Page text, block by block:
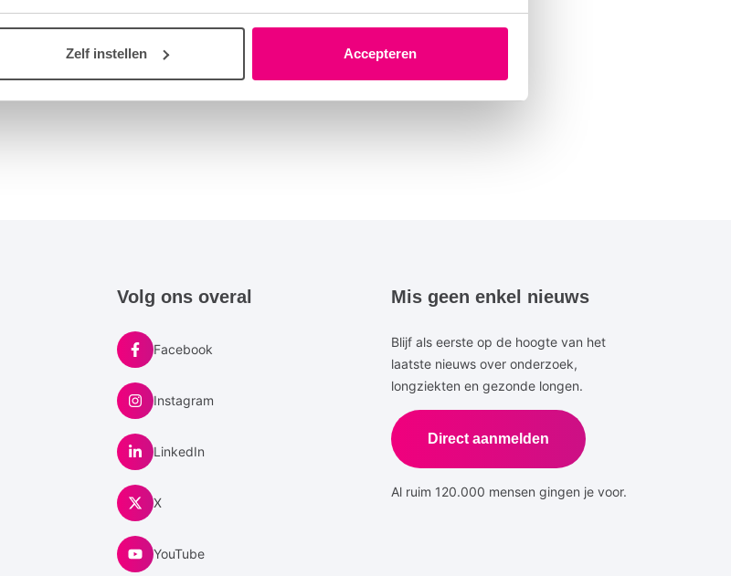
Zelf instellen Accepteren
tosti's: kaas, brie + honing, of pindakaas +
Volg ons overal
Facebook
Instagram
LinkedIn
X
YouTube
Mis geen enkel nieuws
Blijf als eerste op de hoogte van het
laatste nieuws over onderzoek,
longziekten en gezonde longen.
Direct aanmelden
Al ruim 120.000 mensen gingen je voor.